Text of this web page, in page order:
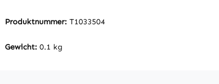
Produktnummer: T1033504
Gewicht: 0.1 kg